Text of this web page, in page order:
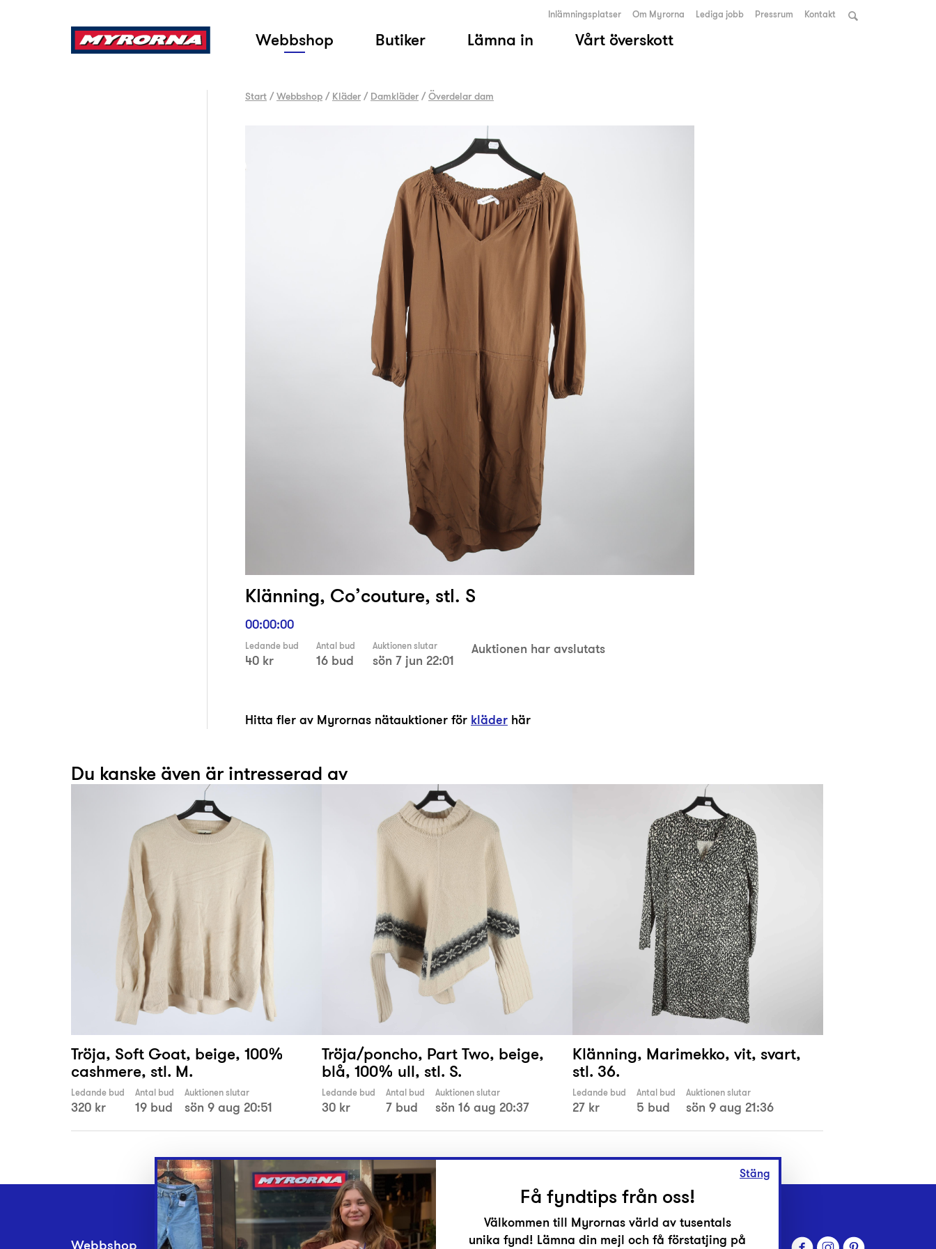
Webbshop Butiker Lämna in Vårt överskott
Inlämningsplatser Om Myrorna Lediga jobb Pressrum Kontakt
Start /Webbshop / Kläder / Damkläder /Överdelar dam
Klänning, Co’couture, stl. S
00:00:00
Ledande bud
40 kr
Antal bud
16 bud
Auktionen slutar
sön 7 jun 22:01
Auktionen har avslutats
Hitta fler av Myrornas nätauktioner för kläder här
Du kanske även är intresserad av
Tröja, Soft Goat, beige, 100%
cashmere, stl. M.
Ledande bud
320 kr
Antal bud
19 bud
Auktionen slutar
sön 9 aug 20:51
Tröja/poncho, Part Two, beige,
blå, 100% ull, stl. S.
Ledande bud
30 kr
Antal bud
7 bud
Auktionen slutar
sön 16 aug 20:37
Klänning, Marimekko, vit, svart,
stl. 36.
Ledande bud
27 kr
Antal bud
5 bud
Auktionen slutar
sön 9 aug 21:36
Stäng
Få fyndtips från oss!
Välkommen till Myrornas värld av tusentals
unika fynd! Lämna din mejl och få förstatjing på